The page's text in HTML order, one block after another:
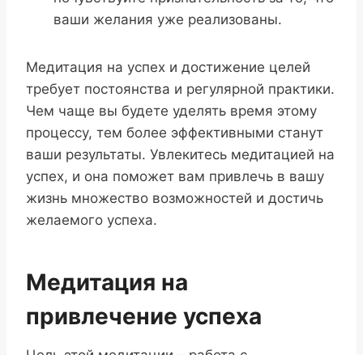
ваши желания уже реализованы.
Медитация на успех и достижение целей
требует постоянства и регулярной практики.
Чем чаще вы будете уделять время этому
процессу, тем более эффективными станут
ваши результаты. Увлекитесь медитацией на
успех, и она поможет вам привлечь в вашу
жизнь множество возможностей и достичь
желаемого успеха.
Медитация на
привлечение успеха